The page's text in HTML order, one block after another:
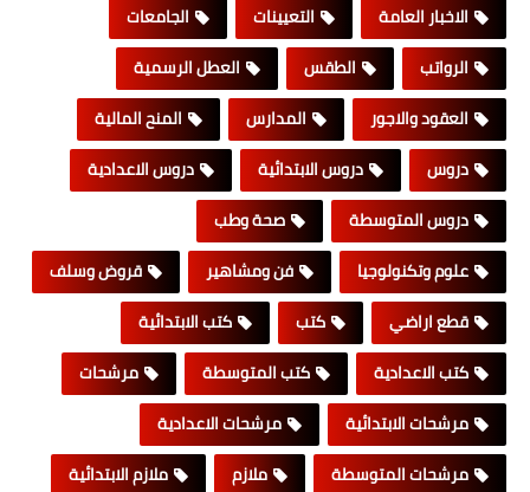
الاخبار العامة
التعيينات
الجامعات
الرواتب
الطقس
العطل الرسمية
العقود والاجور
المدارس
المنح المالية
دروس
دروس الابتدائية
دروس الاعدادية
دروس المتوسطة
صحة وطب
علوم وتكنولوجيا
فن ومشاهير
قروض وسلف
قطع اراضي
كتب
كتب الابتدائية
كتب الاعدادية
كتب المتوسطة
مرشحات
مرشحات الابتدائية
مرشحات الاعدادية
مرشحات المتوسطة
ملازم
ملازم الابتدائية